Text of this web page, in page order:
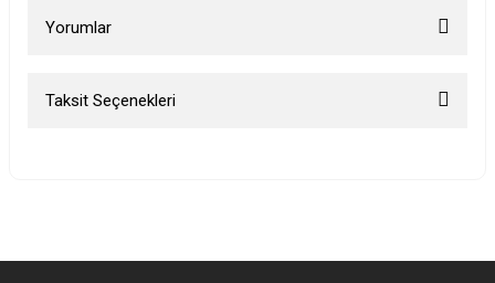
Yorumlar
Taksit Seçenekleri